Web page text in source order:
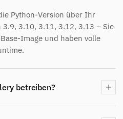
Python-Version über Ihr
3.9, 3.10, 3.11, 3.12, 3.13 – Sie
Image und haben volle
betreiben?